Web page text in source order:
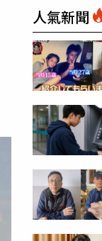
人氣新聞